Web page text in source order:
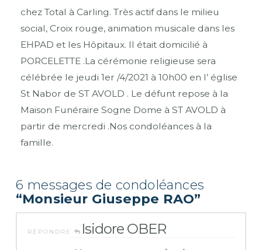
chez Total à Carling. Très actif dans le milieu
social, Croix rouge, animation musicale dans les
EHPAD et les Hôpitaux. Il était domicilié à
PORCELETTE .La cérémonie religieuse sera
célébrée le jeudi 1er /4/2021 à 10h00 en l’ église
St Nabor de ST AVOLD . Le défunt repose à la
Maison Funéraire Sogne Dome à ST AVOLD à
partir de mercredi .Nos condoléances à la
famille.
6 messages de condoléances
“Monsieur Giuseppe RAO”
RÉPONDRE Isidore OBER